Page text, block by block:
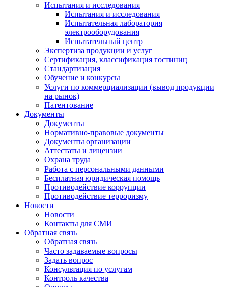
Испытания и исследования
Испытания и исследования
Испытательная лаборатория
электрооборудования
Испытательный центр
Экспертиза продукции и услуг
Сертификация, классификация гостиниц
Стандартизация
Обучение и конкурсы
Услуги по коммерциализации (вывод продукции
на рынок)
Патентование
Документы
Документы
Нормативно-правовые документы
Документы организации
Аттестаты и лицензии
Охрана труда
Работа с персональными данными
Бесплатная юридическая помощь
Противодействие коррупции
Противодействие терроризму
Новости
Новости
Контакты для СМИ
Обратная связь
Обратная связь
Часто задаваемые вопросы
Задать вопрос
Консультация по услугам
Контроль качества